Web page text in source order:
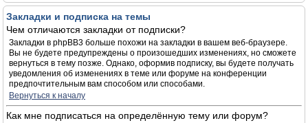
Закладки и подписка на темы
Чем отличаются закладки от подписки?
Закладки в phpBB3 больше похожи на закладки в вашем веб-браузере.
Вы не будете предупреждены о произошедших изменениях, но сможете
вернуться в тему позже. Однако, оформив подписку, вы будете получать
уведомления об изменениях в теме или форуме на конференции
предпочтительным вам способом или способами.
Вернуться к началу
Как мне подписаться на определённую тему или форум?